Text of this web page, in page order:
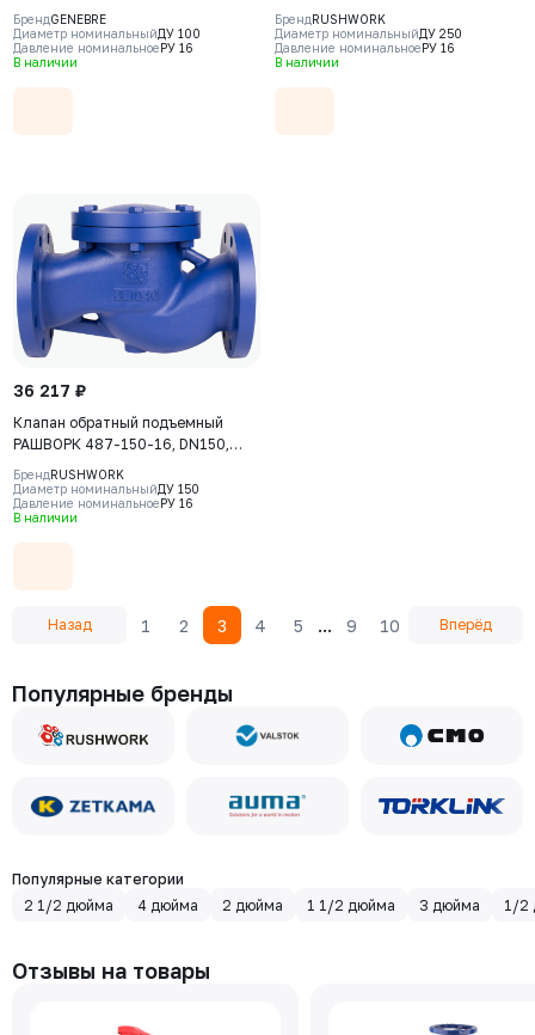
корпус - AISI304, диск - AISI304,
уплотнение Viton (FPM), ВР/ВР
БрендGENEBRE
Диаметр номинальныйДУ 100
Давление номинальноеРУ 16
В наличии
PN16, корпус - GJL-250 (GG25),
пластины - AISI316 (CF8M),
уплотнение - EPDM, М/Ф
БрендRUSHWORK
Диаметр номинальныйДУ 250
Давление номинальноеРУ 16
В наличии
36 217 ₽
Клапан обратный подъемный
РАШВОРК 487-150-16, DN150,
PN16, корпус - GJL-250 (GG25),
диск - угл. сталь AISI420, седло -
угл. сталь AISI420, Ф/Ф
БрендRUSHWORK
Диаметр номинальныйДУ 150
Давление номинальноеРУ 16
В наличии
Назад 1 2 3 4 5 ... 9 10 Вперёд
Популярные бренды
Популярные категории
2 1/2 дюйма
4 дюйма 2 дюйма 1 1/2 дюйма 3 дюйма 1/2
Отзывы на товары